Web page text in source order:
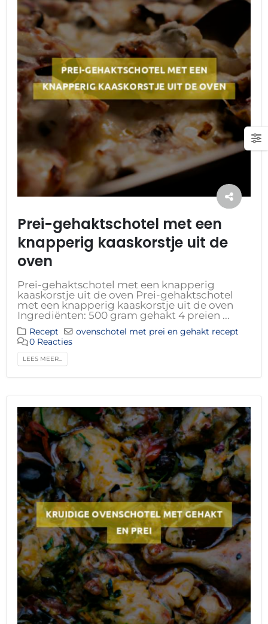
Prei-gehaktschotel met een
knapperig kaaskorstje uit de
oven
Prei-gehaktschotel met een knapperig
kaaskorstje uit de oven Prei-gehaktschotel
met een knapperig kaaskorstje uit de oven
Ingrediënten: 500 gram gehakt 4 preien ...
Recept
ovenschotel met prei en gehakt recept
0 Reacties
LEES MEER...